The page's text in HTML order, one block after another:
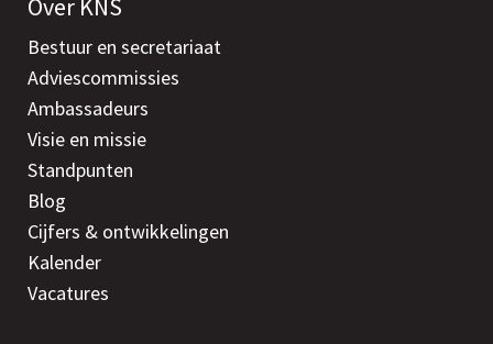
Over KNS
Bestuur en secretariaat
Adviescommissies
Ambassadeurs
Visie en missie
Standpunten
Blog
Cijfers & ontwikkelingen
Kalender
Vacatures